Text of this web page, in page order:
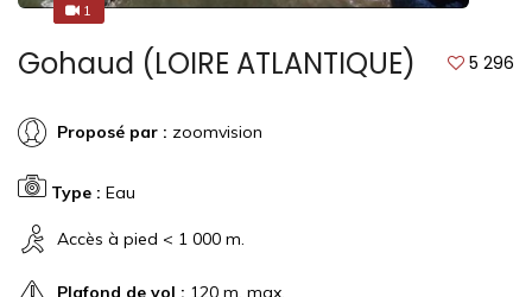
1
1
Gohaud (LOIRE ATLANTIQUE) 5 296
Proposé par : zoomvision
Type : Eau
Accès à pied < 1 000 m.
Plafond de vol : 120 m. max.